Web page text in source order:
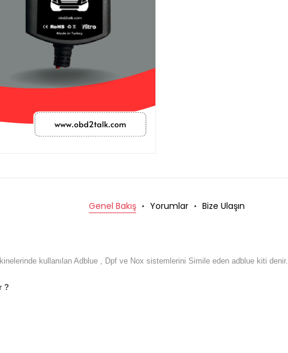
Genel Bakış Yorumlar Bize Ulaşın
kullanılan Adblue , Dpf ve Nox sistemlerini Simile eden adblue kiti denir.
?